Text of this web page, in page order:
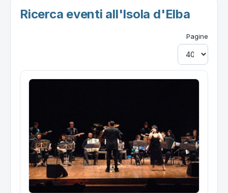
Ricerca eventi all'Isola d'Elba
Pagine